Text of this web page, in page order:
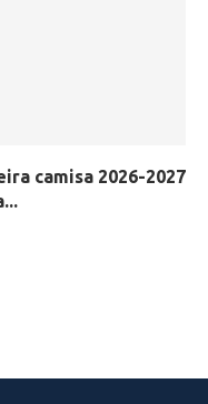
camisa 2026-2027